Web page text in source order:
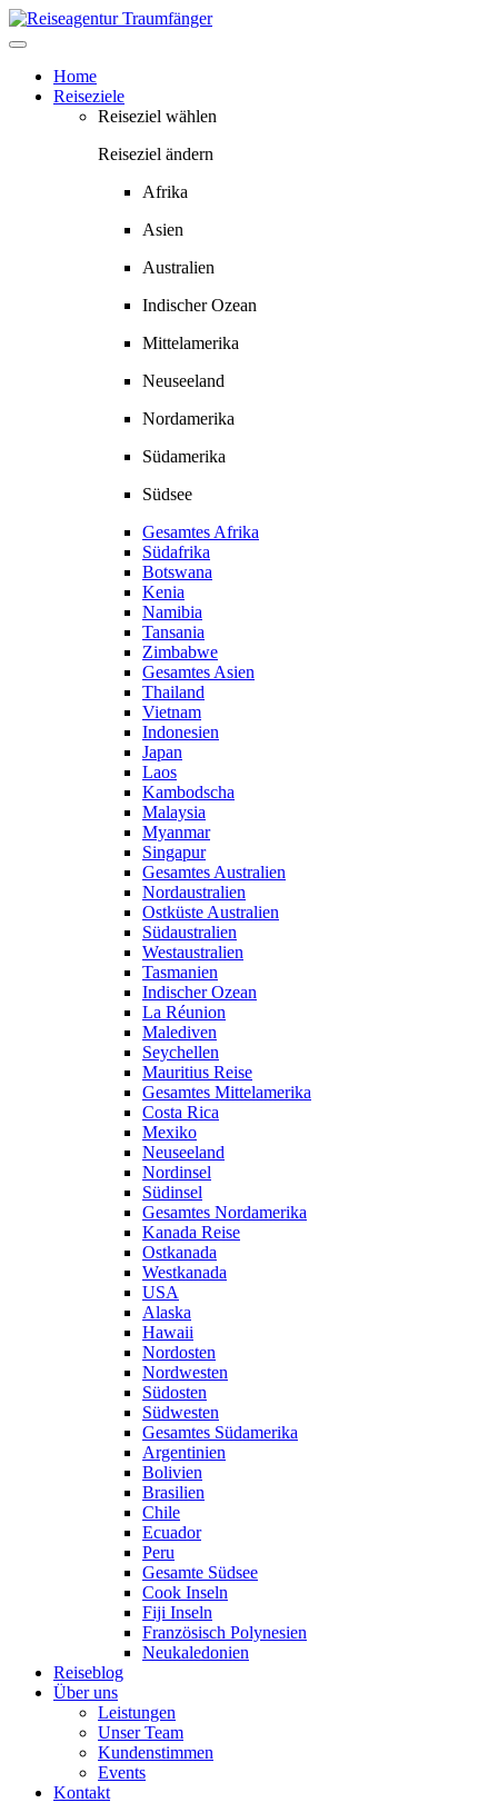
Springe
zum
Home
Reiseziele
Reiseziel wählen
Reiseziel ändern
Afrika
Asien
Australien
Indischer Ozean
Mittelamerika
Neuseeland
Nordamerika
Südamerika
Südsee
Gesamtes Afrika
Südafrika
Botswana
Kenia
Namibia
Tansania
Zimbabwe
Gesamtes Asien
Thailand
Vietnam
Indonesien
Japan
Laos
Kambodscha
Malaysia
Myanmar
Singapur
Gesamtes Australien
Nordaustralien
Ostküste Australien
Südaustralien
Westaustralien
Tasmanien
Indischer Ozean
La Réunion
Malediven
Seychellen
Mauritius Reise
Gesamtes Mittelamerika
Costa Rica
Mexiko
Neuseeland
Nordinsel
Südinsel
Gesamtes Nordamerika
Kanada Reise
Ostkanada
Westkanada
USA
Alaska
Hawaii
Nordosten
Nordwesten
Südosten
Südwesten
Gesamtes Südamerika
Argentinien
Bolivien
Brasilien
Chile
Ecuador
Peru
Gesamte Südsee
Cook Inseln
Fiji Inseln
Französisch Polynesien
Neukaledonien
Reiseblog
Über uns
Leistungen
Unser Team
Kundenstimmen
Events
Kontakt